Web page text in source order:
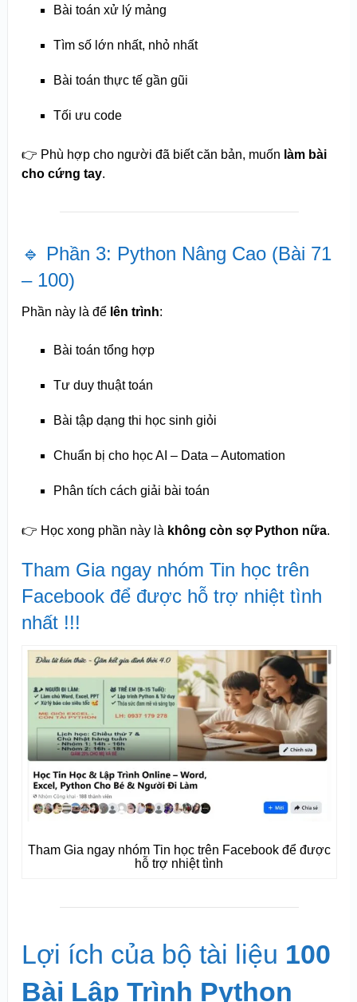
Bài toán xử lý mảng
Tìm số lớn nhất, nhỏ nhất
Bài toán thực tế gần gũi
Tối ưu code
👉 Phù hợp cho người đã biết căn bản, muốn làm bài
cho cứng tay.
🔹 Phần 3: Python Nâng Cao (Bài 71
– 100)
Phần này là để lên trình:
Bài toán tổng hợp
Tư duy thuật toán
Bài tập dạng thi học sinh giỏi
Chuẩn bị cho học AI – Data – Automation
Phân tích cách giải bài toán
👉 Học xong phần này là không còn sợ Python nữa.
Tham Gia ngay nhóm Tin học trên
Facebook để được hỗ trợ nhiệt tình
nhất !!!
Tham Gia ngay nhóm Tin học trên Facebook để được
hỗ trợ nhiệt tình
Lợi ích của bộ tài liệu 100
Bài Lập Trình Python